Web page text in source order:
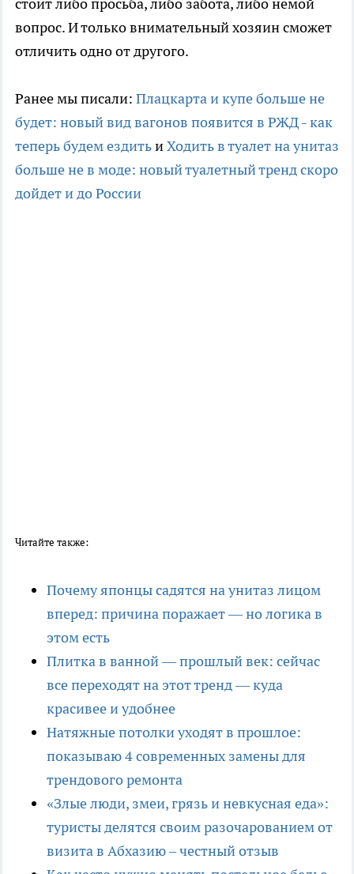
стоит либо просьба, либо забота, либо немой
вопрос. И только внимательный хозяин сможет
отличить одно от другого.
Ранее мы писали: Плацкарта и купе больше не
будет: новый вид вагонов появится в РЖД - как
теперь будем ездитьиХодить в туалет на унитаз
больше не в моде: новый туалетный тренд скоро
дойдет и до России
Читайте также:
Почему японцы садятся на унитаз лицом
вперед: причина поражает — но логика в
этом есть
Плитка в ванной — прошлый век: сейчас
все переходят на этот тренд — куда
красивее и удобнее
Натяжные потолки уходят в прошлое:
показываю 4 современных замены для
трендового ремонта
«Злые люди, змеи, грязь и невкусная еда»:
туристы делятся своим разочарованием от
визита в Абхазию – честный отзыв